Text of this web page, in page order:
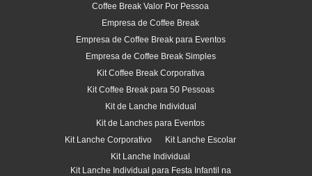
Coffee Break Valor Por Pessoa
Empresa de Coffee Break
Empresa de Coffee Break para Eventos
Empresa de Coffee Break Simples
Kit Coffee Break Corporativa
Kit Coffee Break para 50 Pessoas
Kit de Lanche Individual
Kit de Lanches para Eventos
Kit Lanche Corporativo
Kit Lanche Escolar
Kit Lanche Individual
Kit Lanche Individual para Festa Infantil na